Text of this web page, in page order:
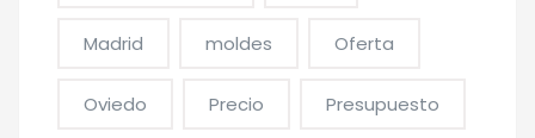
Madrid moldes Oferta
Oviedo Precio Presupuesto